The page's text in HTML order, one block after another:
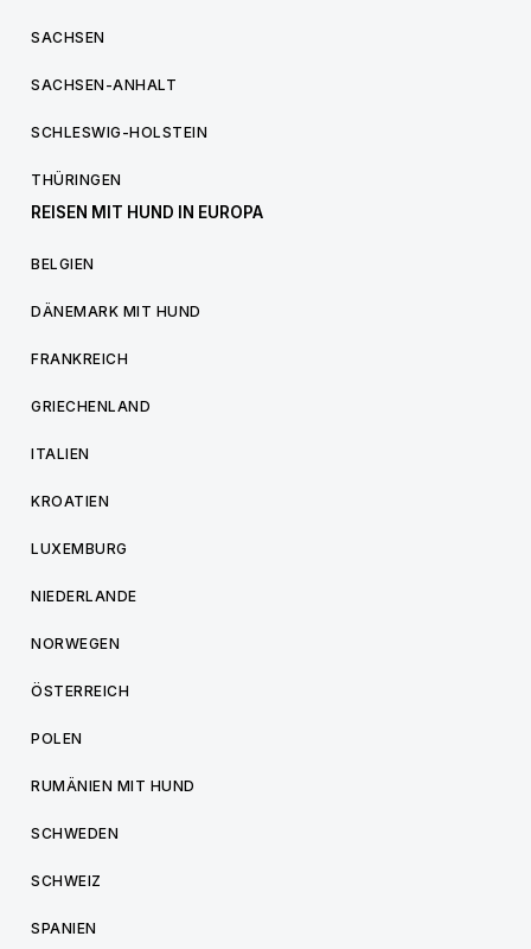
SACHSEN
SACHSEN-ANHALT
SCHLESWIG-HOLSTEIN
THÜRINGEN
REISEN MIT HUND IN EUROPA
BELGIEN
DÄNEMARK MIT HUND
FRANKREICH
GRIECHENLAND
ITALIEN
KROATIEN
LUXEMBURG
NIEDERLANDE
NORWEGEN
ÖSTERREICH
POLEN
RUMÄNIEN MIT HUND
SCHWEDEN
SCHWEIZ
SPANIEN